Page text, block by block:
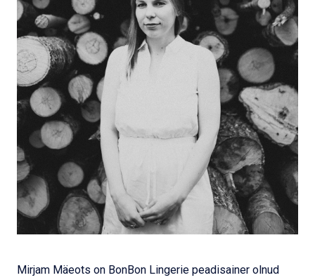
Mirjam Mäeots on BonBon Lingerie peadisainer olnud